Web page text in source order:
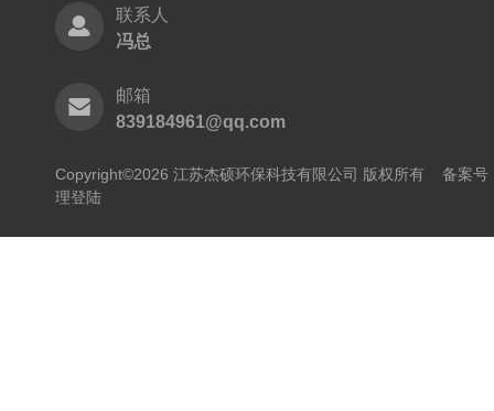
联系人
冯总
邮箱
839184961@qq.com
Copyright©2026 江苏杰硕环保科技有限公司 版权所有 备案号
理登陆